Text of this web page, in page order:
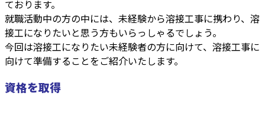
ております。
就職活動中の方の中には、未経験から溶接工事に携わり、溶
接工になりたいと思う方もいらっしゃるでしょう。
今回は溶接工になりたい未経験者の方に向けて、溶接工事に
向けて準備することをご紹介いたします。
資格を取得